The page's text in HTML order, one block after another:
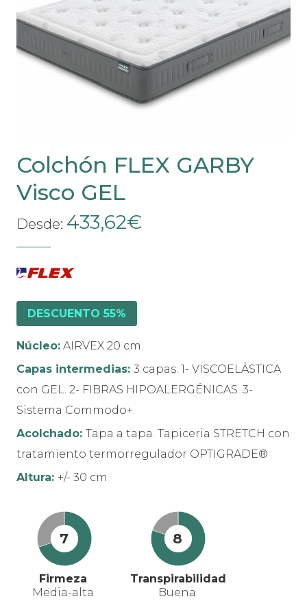
se
pueden
elegir
producto
Colchón FLEX GARBY
Visco GEL
Desde: 433,62€
DESCUENTO 55%
Núcleo: AIRVEX 20 cm.
Capas intermedias: 3 capas: 1- VISCOELÁSTICA
con GEL. 2- FIBRAS HIPOALERGÉNICAS. 3-
Sistema Commodo+.
Acolchado: Tapa a tapa. Tapiceria STRETCH con
tratamiento termorregulador OPTIGRADE®
Altura: +/- 30 cm
7
Firmeza
Media-alta
8
Transpirabilidad
Buena